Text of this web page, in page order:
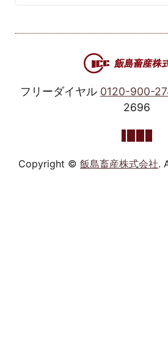
フリーダイヤル 0120-900-
2696
Copyright © 飯島畜産株式会社.